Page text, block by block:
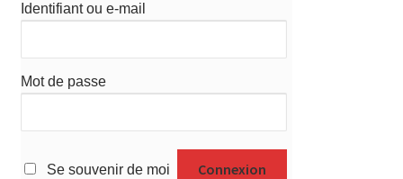
Identifiant ou e-mail
Mot de passe
Se souvenir de moi